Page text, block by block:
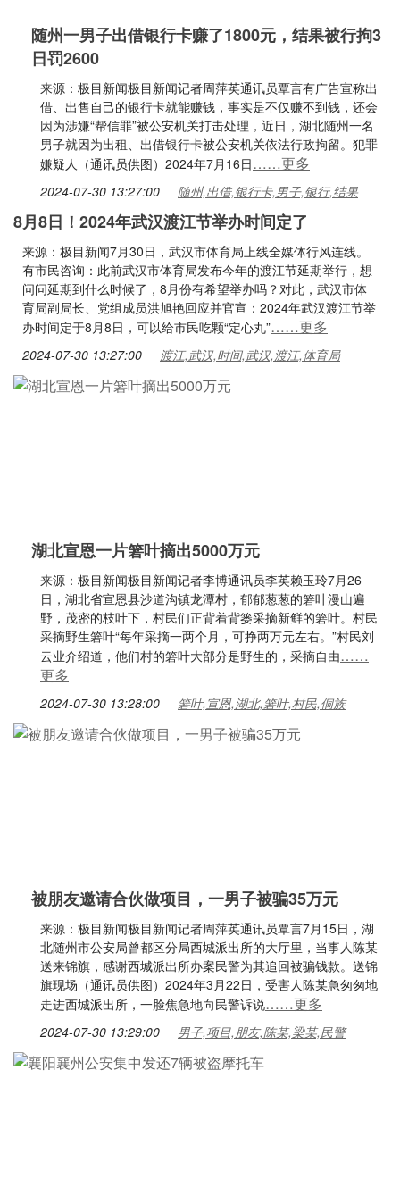
随州一男子出借银行卡赚了1800元，结果被行拘3
日罚2600
来源：极目新闻极目新闻记者周萍英通讯员覃言有广告宣称出
借、出售自己的银行卡就能赚钱，事实是不仅赚不到钱，还会
因为涉嫌“帮信罪”被公安机关打击处理，近日，湖北随州一名
男子就因为出租、出借银行卡被公安机关依法行政拘留。犯罪
嫌疑人（通讯员供图）2024年7月16日……更多
2024-07-30 13:27:00 随州,出借,银行卡,男子,银行,结果
8月8日！2024年武汉渡江节举办时间定了
来源：极目新闻7月30日，武汉市体育局上线全媒体行风连线。
有市民咨询：此前武汉市体育局发布今年的渡江节延期举行，想
问问延期到什么时候了，8月份有希望举办吗？对此，武汉市体
育局副局长、党组成员洪旭艳回应并官宣：2024年武汉渡江节举
办时间定于8月8日，可以给市民吃颗“定心丸”……更多
2024-07-30 13:27:00 渡江,武汉,时间,武汉,渡江,体育局
湖北宣恩一片箬叶摘出5000万元
来源：极目新闻极目新闻记者李博通讯员李英赖玉玲7月26
日，湖北省宣恩县沙道沟镇龙潭村，郁郁葱葱的箬叶漫山遍
野，茂密的枝叶下，村民们正背着背篓采摘新鲜的箬叶。村民
采摘野生箬叶“每年采摘一两个月，可挣两万元左右。”村民刘
云业介绍道，他们村的箬叶大部分是野生的，采摘自由……
更多
2024-07-30 13:28:00 箬叶,宣恩,湖北,箬叶,村民,侗族
被朋友邀请合伙做项目，一男子被骗35万元
来源：极目新闻极目新闻记者周萍英通讯员覃言7月15日，湖
北随州市公安局曾都区分局西城派出所的大厅里，当事人陈某
送来锦旗，感谢西城派出所办案民警为其追回被骗钱款。送锦
旗现场（通讯员供图）2024年3月22日，受害人陈某急匆匆地
走进西城派出所，一脸焦急地向民警诉说……更多
2024-07-30 13:29:00 男子,项目,朋友,陈某,梁某,民警